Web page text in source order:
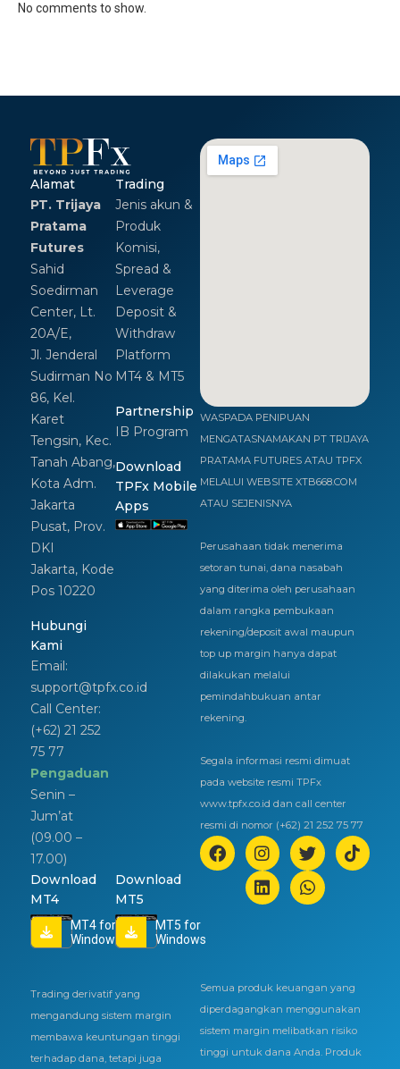
No comments to show.
Alamat
PT. Trijaya
Pratama
Futures
Sahid
Soedirman
Center, Lt.
20A/E,
Jl. Jenderal
Sudirman No
86, Kel.
Karet
Tengsin, Kec.
Tanah Abang,
Kota Adm.
Jakarta
Pusat, Prov.
DKI
Jakarta, Kode
Pos 10220
Hubungi
Kami
Email:
support@tpfx.co.id
Call Center:
(+62) 21 252
75 77
Pengaduan
Senin –
Jum’at
(09.00 –
17.00)
Trading
Jenis akun &
Produk
Komisi,
Spread &
Leverage
Deposit &
Withdraw
Platform
MT4 & MT5
Partnership
IB Program
Download
TPFx Mobile
Apps
Download
MT4
MT4 for
Windows
Download
MT5
MT5 for
Windows
WASPADA PENIPUAN
MENGATASNAMAKAN PT TRIJAYA
PRATAMA FUTURES ATAU TPFX
MELALUI WEBSITE XTB668.COM
ATAU SEJENISNYA
Perusahaan tidak menerima
setoran tunai, dana nasabah
yang diterima oleh perusahaan
dalam rangka pembukaan
rekening/deposit awal maupun
top up margin hanya dapat
dilakukan melalui
pemindahbukuan antar
rekening.
Segala informasi resmi dimuat
pada website resmi TPFx
www.tpfx.co.id dan call center
resmi di nomor (+62) 21 252 75 77
Trading derivatif yang
mengandung sistem margin
membawa keuntungan tinggi
terhadap dana, tetapi juga
Semua produk keuangan yang
diperdagangkan menggunakan
sistem margin melibatkan risiko
tinggi untuk dana Anda. Produk